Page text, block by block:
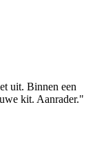
uit. Binnen een
kit. Aanrader."